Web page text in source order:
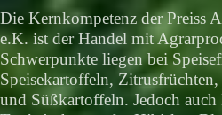
Die Kernkompetenz der Preiss
e.K. ist der Handel mit
Schwerpunkte liegen bei
Speisekartoffeln,
und Süßkartoffeln. Jedoch